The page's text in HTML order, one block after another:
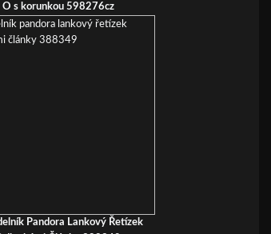
O s korunkou 598276cz
Pandora Lankový Řetízek